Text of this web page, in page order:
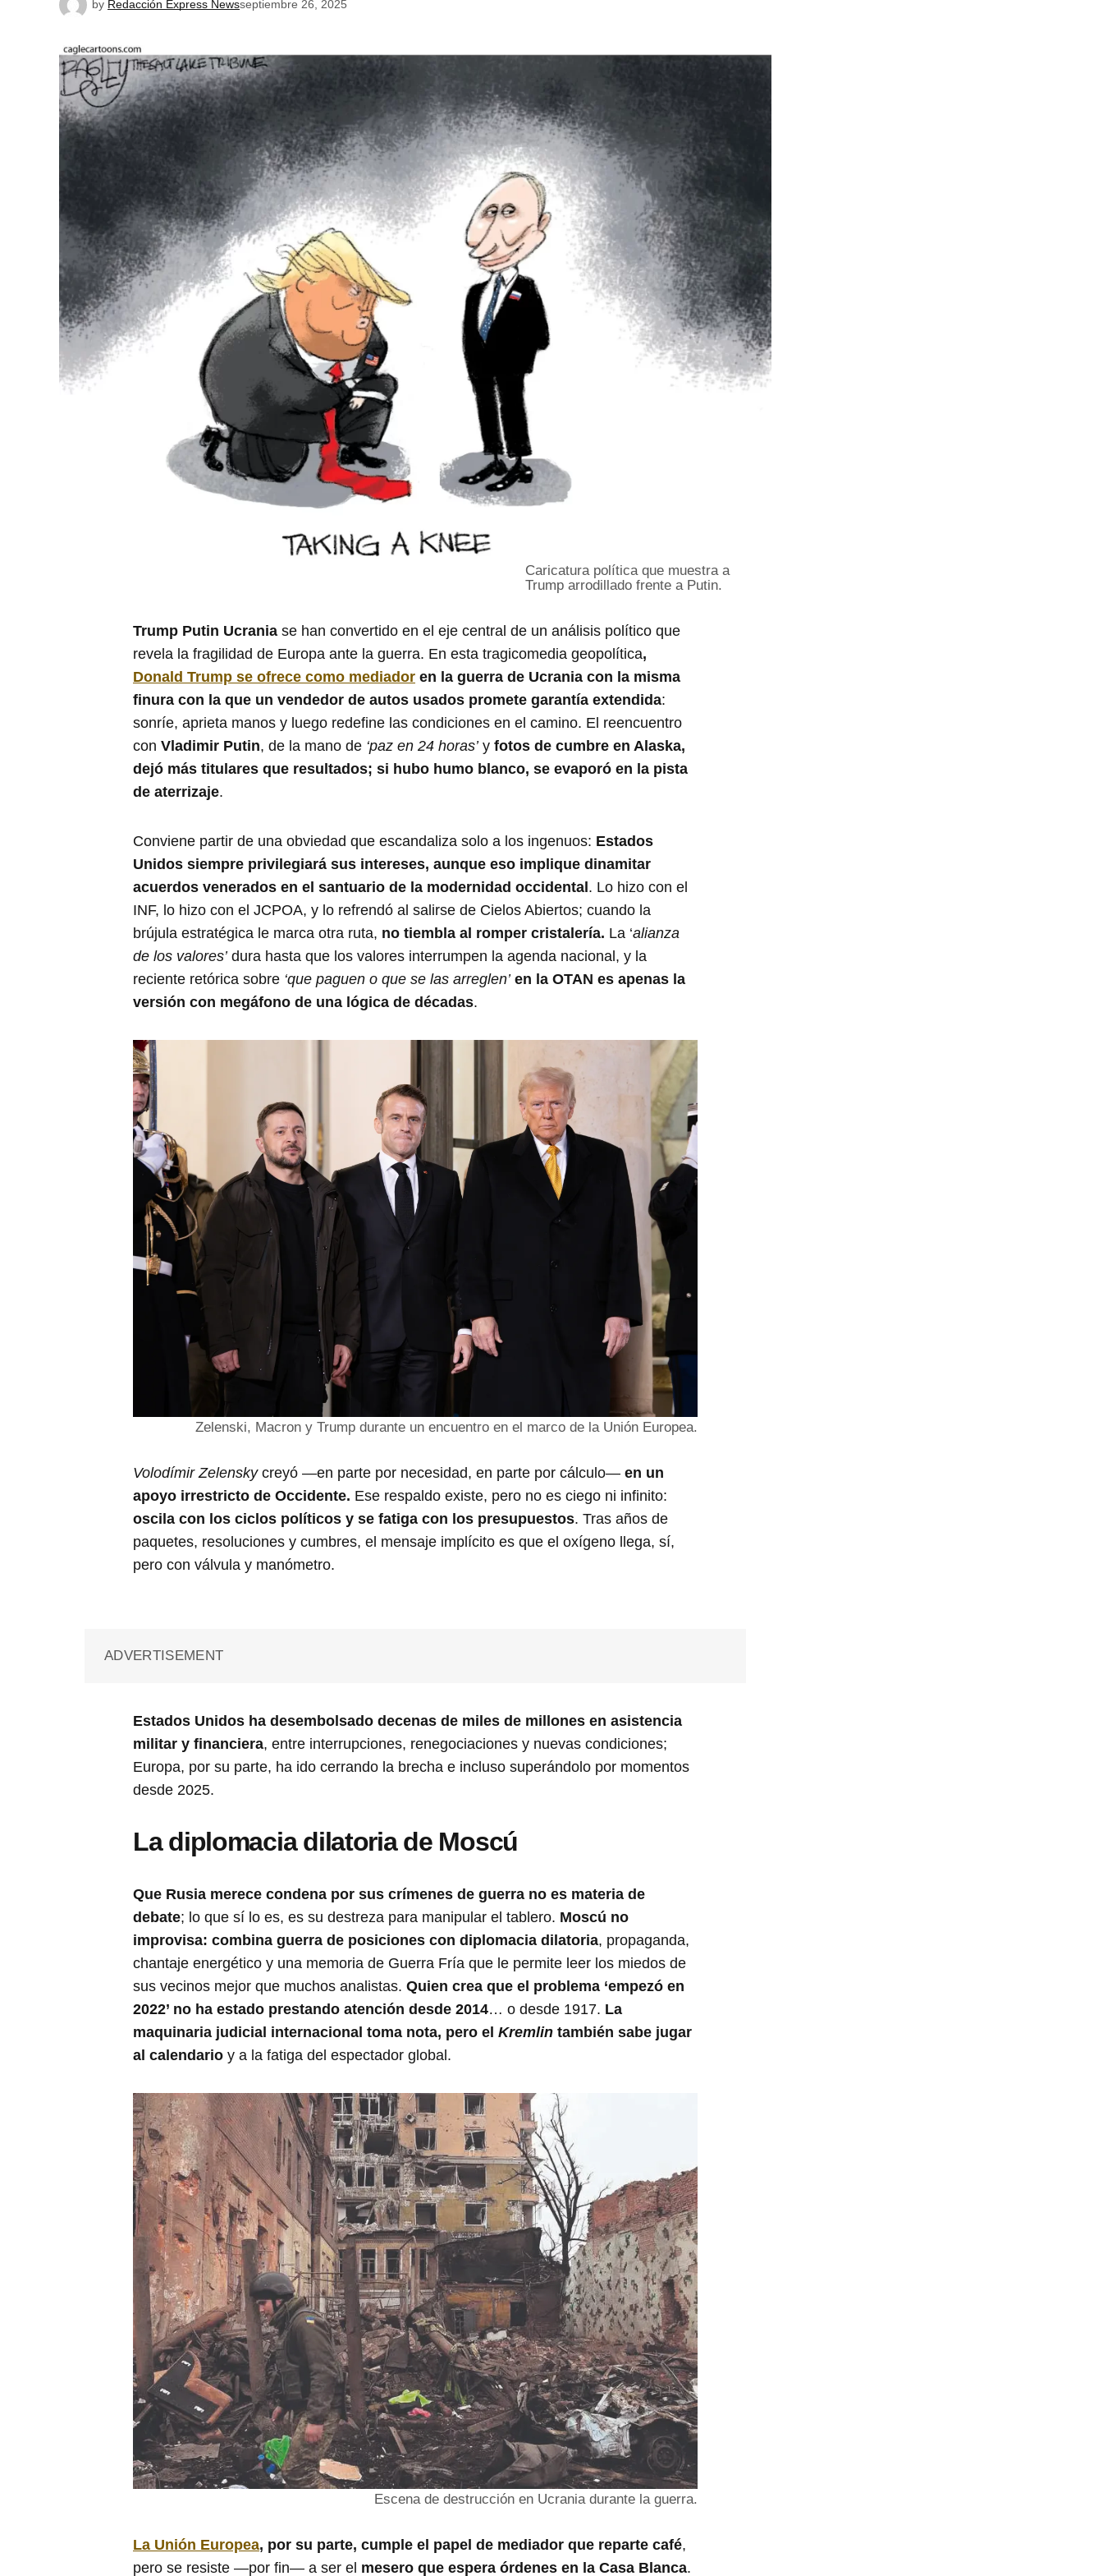
by Redacción Express Newsseptiembre 26, 2025
Caricatura política que muestra a
Trump arrodillado frente a Putin.
Trump Putin Ucrania se han convertido en el eje central de un análisis político que
revela la fragilidad de Europa ante la guerra. En esta tragicomedia geopolítica,
Donald Trump se ofrece como mediador en la guerra de Ucrania con la misma
finura con la que un vendedor de autos usados promete garantía extendida:
sonríe, aprieta manos y luego redefine las condiciones en el camino. El reencuentro
con Vladimir Putin, de la mano de ‘paz en 24 horas’y fotos de cumbre en Alaska,
dejó más titulares que resultados; si hubo humo blanco, se evaporó en la pista
de aterrizaje.
Conviene partir de una obviedad que escandaliza solo a los ingenuos: Estados
Unidos siempre privilegiará sus intereses, aunque eso implique dinamitar
acuerdos venerados en el santuario de la modernidad occidental . Lo hizo con el
INF, lo hizo con el JCPOA, y lo refrendó al salirse de Cielos Abiertos; cuando la
brújula estratégica le marca otra ruta, no tiembla al romper cristalería. La ‘alianza
de los valores’dura hasta que los valores interrumpen la agenda nacional, y la
reciente retórica sobre ‘que paguen o que se las arreglen’ en la OTAN es apenas la
versión con megáfono de una lógica de décadas.
Zelenski, Macron y Trump durante un encuentro en el marco de la Unión Europea.
Volodímir Zelenskycreyó —en parte por necesidad, en parte por cálculo— en un
apoyo irrestricto de Occidente. Ese respaldo existe, pero no es ciego ni infinito:
oscila con los ciclos políticos y se fatiga con los presupuestos. Tras años de
paquetes, resoluciones y cumbres, el mensaje implícito es que el oxígeno llega, sí,
pero con válvula y manómetro.
ADVERTISEMENT
Estados Unidos ha desembolsado decenas de miles de millones en asistencia
militar y financiera, entre interrupciones, renegociaciones y nuevas condiciones;
Europa, por su parte, ha ido cerrando la brecha e incluso superándolo por momentos
desde 2025.
La diplomacia dilatoria de Moscú
Que Rusia merece condena por sus crímenes de guerra no es materia de
debate; lo que sí lo es, es su destreza para manipular el tablero. Moscú no
improvisa: combina guerra de posiciones con diplomacia dilatoria, propaganda,
chantaje energético y una memoria de Guerra Fría que le permite leer los miedos de
sus vecinos mejor que muchos analistas. Quien crea que el problema ‘empezó en
2022’ no ha estado prestando atención desde 2014… o desde 1917. La
maquinaria judicial internacional toma nota, pero el Kremlin también sabe jugar
al calendario y a la fatiga del espectador global.
Escena de destrucción en Ucrania durante la guerra.
La Unión Europea, por su parte, cumple el papel de mediador que reparte café,
pero se resiste —por fin— a ser el mesero que espera órdenes en la Casa Blanca.